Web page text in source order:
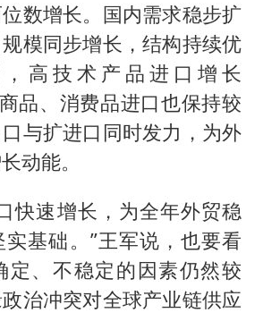
数增长。国内需求稳步扩
模同步增长，结构持续优
高技术产品进口增长
品、消费品进口也保持较
与扩进口同时发力，为外
动能。
快速增长，为全年外贸稳
基础。”王军说，也要看
定、不稳定的因素仍然较
治冲突对全球产业链供应